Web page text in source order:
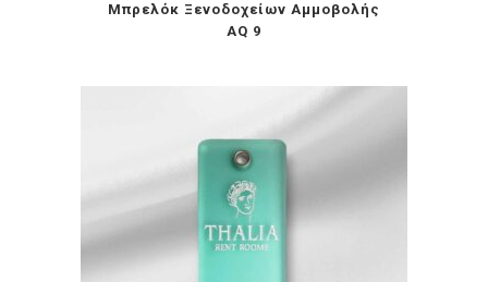
Μπρελόκ Ξενοδοχείων Αμμοβολής
AQ 9